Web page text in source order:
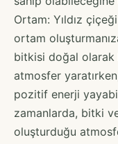
Ortam: Yıldız
ortam
bitkisi doğal
atmosfer
pozitif enerji
zamanlarda, bitki
oluşturduğu